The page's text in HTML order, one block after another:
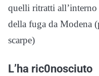
quelli ritratti all’interno
della fuga da Modena
scarpe)
L’ha ric0nosciuto